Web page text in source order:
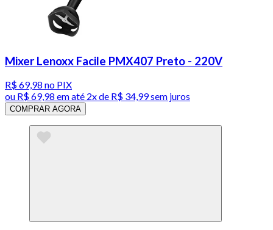
Mixer Lenoxx Facile PMX407 Preto - 220V
R$ 69,98 no PIX
ou R$ 69,98 em até 2x de R$ 34,99 sem juros
COMPRAR AGORA